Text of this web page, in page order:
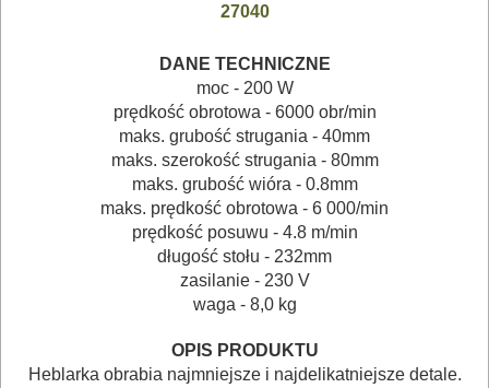
MAGAZYNOWANIE
TRANSPORTOWANIE
POMIAROWE
NARZĘDZIA
BUDOWLANE
AKCESORIA
27040
DANE TECHNICZNE
moc - 200 W
prędkość obrotowa - 6000 obr/min
maks. grubość strugania - 40mm
maks. szerokość strugania - 80mm
maks. grubość wióra - 0.8mm
maks. prędkość obrotowa - 6 000/min
prędkość posuwu - 4.8 m/min
długość stołu - 232mm
zasilanie - 230 V
waga - 8,0 kg
OPIS PRODUKTU
Heblarka obrabia najmniejsze i najdelikatniejsze detale.